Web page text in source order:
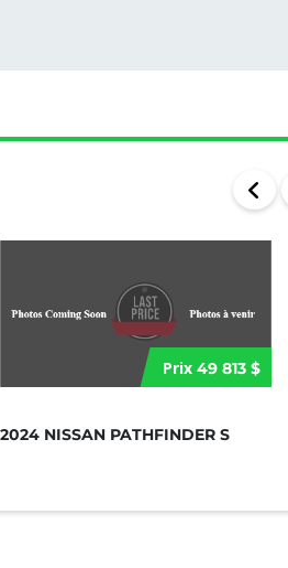
Prix 49 813 $
2024 NISSAN PATHFINDER S